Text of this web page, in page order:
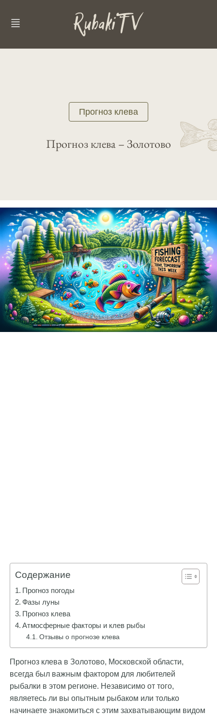
Прогноз клева
Прогноз клева – Золотово
Содержание
Прогноз погоды
Фазы луны
Прогноз клева
Атмосферные факторы и клев рыбы
Отзывы о прогнозе клева
Прогноз клева в Золотово, Московской области,
всегда был важным фактором для любителей
рыбалки в этом регионе. Независимо от того,
являетесь ли вы опытным рыбаком или только
начинаете знакомиться с этим захватывающим видом